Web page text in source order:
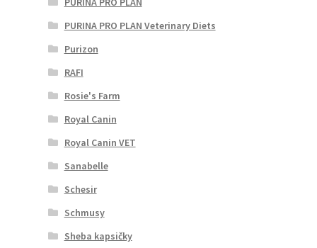
PURINA PRO PLAN Veterinary Diets
Purizon
RAFI
Rosie's Farm
Royal Canin
Royal Canin VET
Sanabelle
Schesir
Schmusy
Sheba kapsičky